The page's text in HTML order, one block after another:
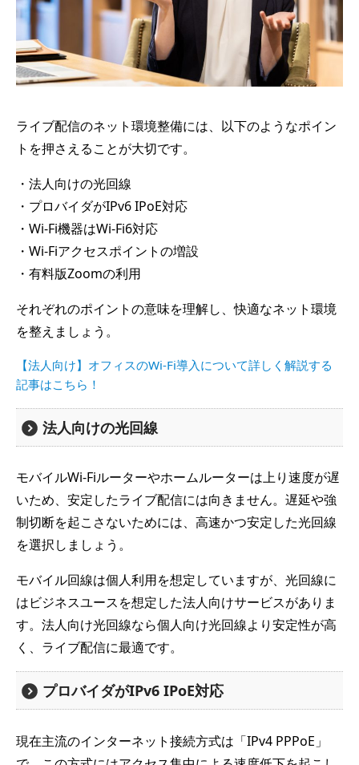
ライブ配信のネット環境整備には、以下のようなポイン
トを押さえることが大切です。
・法人向けの光回線
・プロバイダがIPv6 IPoE対応
・Wi-Fi機器はWi-Fi6対応
・Wi-Fiアクセスポイントの増設
・有料版Zoomの利用
それぞれのポイントの意味を理解し、快適なネット環境
を整えましょう。
【法人向け】オフィスのWi-Fi導入について詳しく解説する
記事はこちら！
法人向けの光回線
モバイルWi-Fiルーターやホームルーターは上り速度が遅
いため、安定したライブ配信には向きません。遅延や強
制切断を起こさないためには、高速かつ安定した光回線
を選択しましょう。
モバイル回線は個人利用を想定していますが、光回線に
はビジネスユースを想定した法人向けサービスがありま
す。法人向け光回線なら個人向け光回線より安定性が高
く、ライブ配信に最適です。
プロバイダがIPv6 IPoE対応
現在主流のインターネット接続方式は「IPv4 PPPoE」